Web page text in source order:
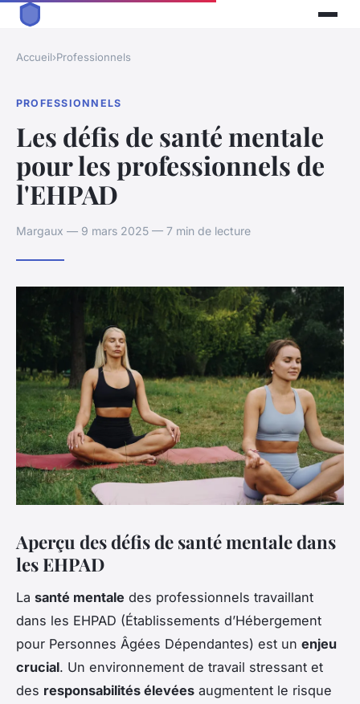
Accueil›Professionnels
PROFESSIONNELS
Les défis de santé mentale
pour les professionnels de
l'EHPAD
Margaux — 9 mars 2025 — 7 min de lecture
Aperçu des défis de santé mentale dans
les EHPAD
La santé mentale des professionnels travaillant
dans les EHPAD (Établissements d’Hébergement
pour Personnes Âgées Dépendantes) est un enjeu
crucial. Un environnement de travail stressant et
des responsabilités élevées augmentent le risque